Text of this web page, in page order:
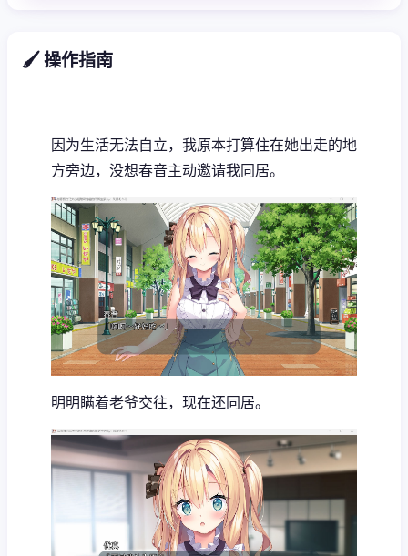
🖌️ 操作指南
因为生活无法自立，我原本打算住在她出走的地
方旁边，没想春音主动邀请我同居。
明明瞒着老爷交往，现在还同居。